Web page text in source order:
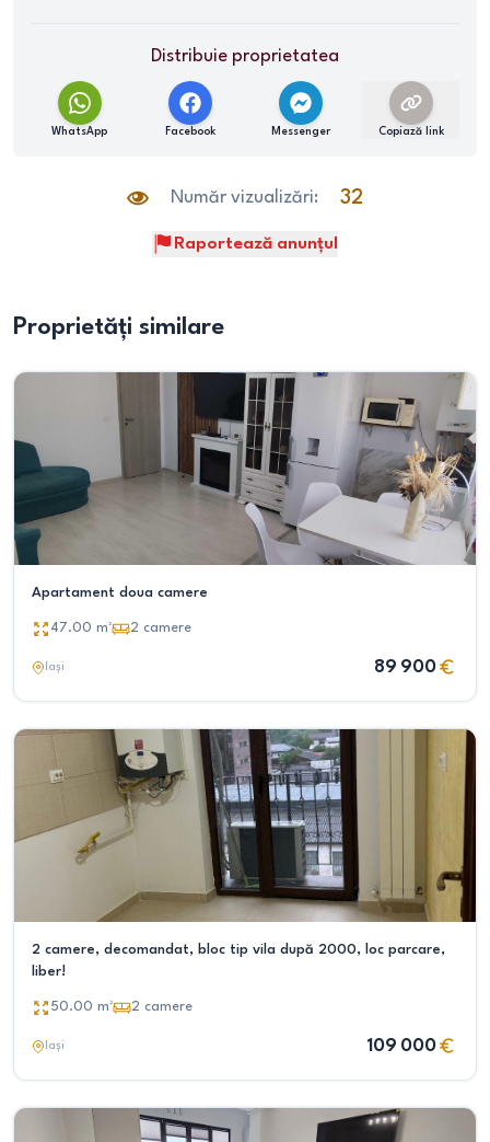
Distribuie proprietatea
WhatsApp Facebook Messenger Copiază link
Număr vizualizări: 32
Raportează anunțul
Proprietăți similare
Apartament doua camere
47.00 m² 2 camere
Iași 89 900
2 camere, decomandat, bloc tip vila după 2000, loc parcare,
liber!
50.00 m² 2 camere
Iași 109 000